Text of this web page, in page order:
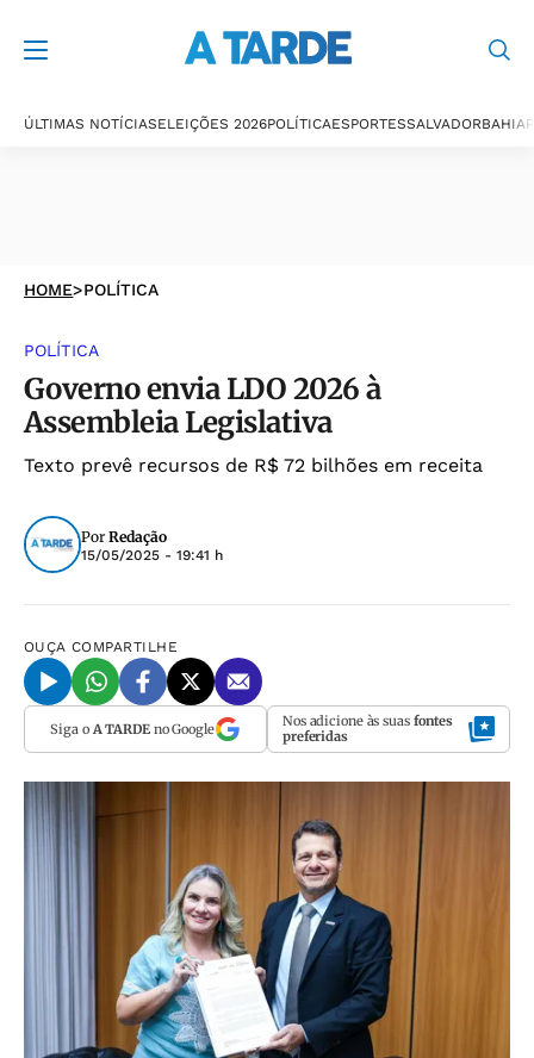
ÚLTIMAS NOTÍCIASELEIÇÕES 2026POLÍTICAESPORTESSALVADORBAHIA
HOME>POLÍTICA
POLÍTICA
Governo envia LDO 2026 à
Assembleia Legislativa
Texto prevê recursos de R$ 72 bilhões em receita
Por Redação
15/05/2025 - 19:41 h
OUÇA COMPARTILHE
Siga o A TARDEno Google Nos adicione às suas fontes
preferidas